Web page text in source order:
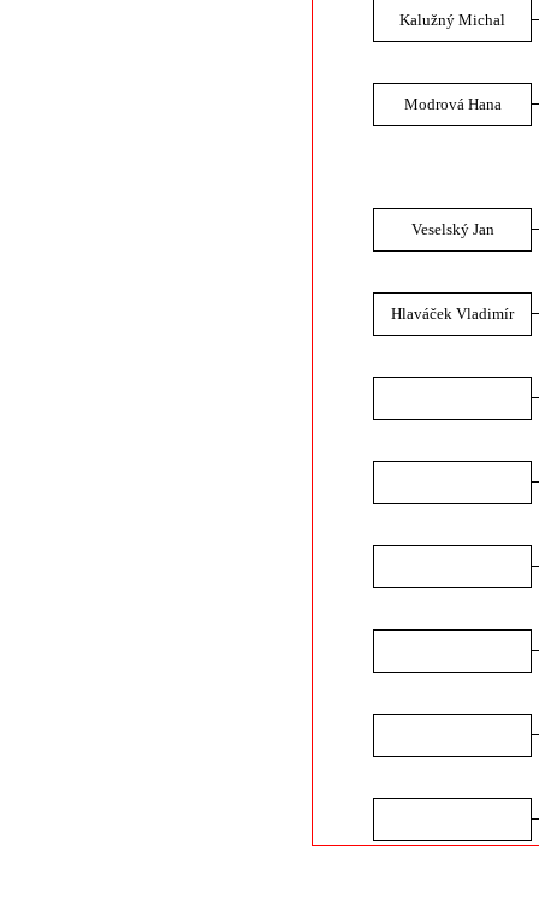
Kalužný Michal
Modrová Hana
Veselský Jan
Hlaváček Vladimír